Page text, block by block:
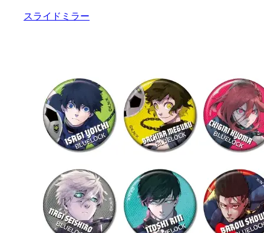
スライドミラー